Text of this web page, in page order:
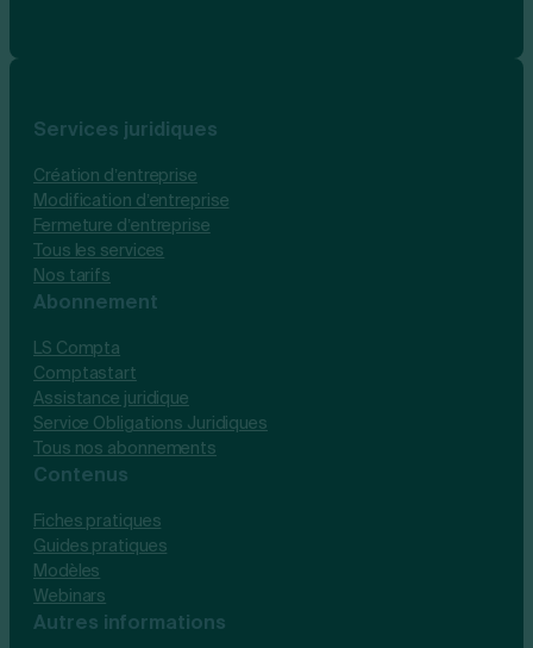
Services juridiques
Création d’entreprise
Modification d’entreprise
Fermeture d’entreprise
Tous les services
Nos tarifs
Abonnement
LS Compta
Comptastart
Assistance juridique
Service Obligations Juridiques
Tous nos abonnements
Contenus
Fiches pratiques
Guides pratiques
Modèles
Webinars
Autres informations